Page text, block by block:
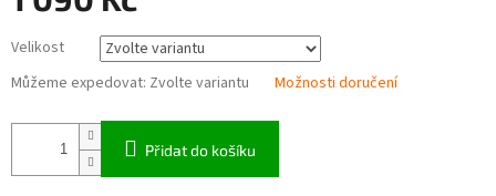
cena:
Velikost
Můžeme expedovat: Zvolte variantu Možnosti doručení
Přidat do košíku